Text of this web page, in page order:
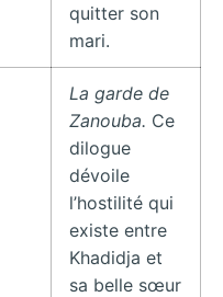
quitter son
mari.
La garde de
Zanouba. Ce
dilogue
dévoile
l’hostilité qui
existe entre
Khadidja et
sa belle sœur